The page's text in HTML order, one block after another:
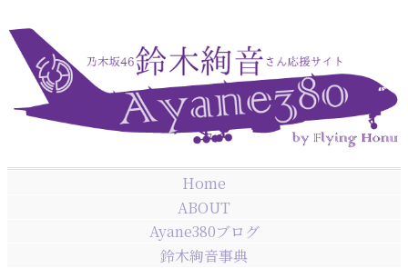
Home
ABOUT
Ayane380ブログ
鈴木絢音事典